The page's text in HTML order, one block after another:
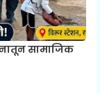
सामाजिक